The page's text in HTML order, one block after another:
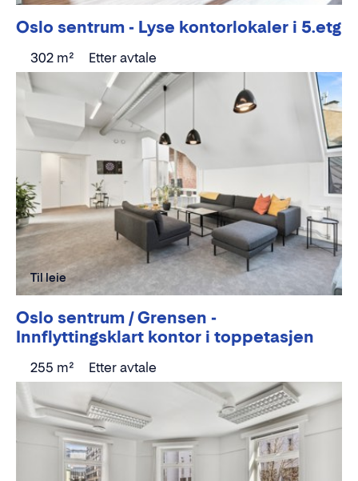
Oslo sentrum - Lyse kontorlokaler i 5.etg
302 m² Etter avtale
Oslo sentrum / Grensen -
Innflyttingsklart kontor i toppetasjen
255 m² Etter avtale
Til leie